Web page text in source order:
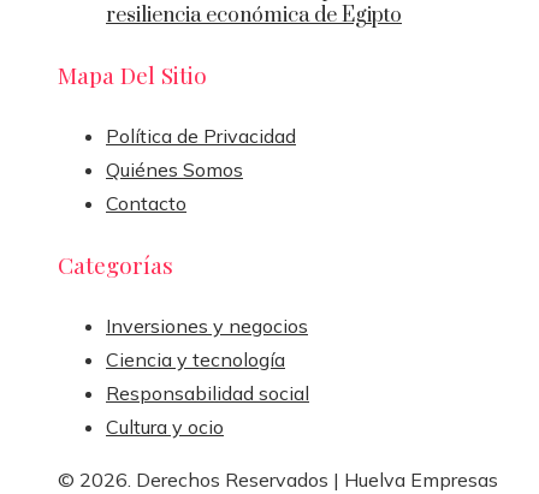
resiliencia económica de Egipto
Mapa Del Sitio
Política de Privacidad
Quiénes Somos
Contacto
Categorías
Inversiones y negocios
Ciencia y tecnología
Responsabilidad social
Cultura y ocio
© 2026. Derechos Reservados | Huelva Empresas